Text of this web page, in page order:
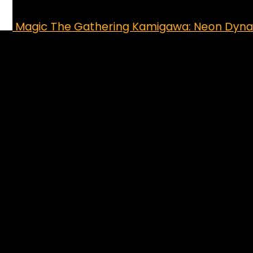
Magic The Gathering Kamigawa: Neon